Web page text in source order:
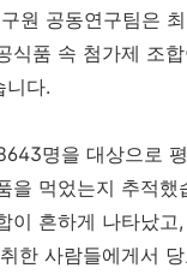
원 공동연구팀은
식품 속 첨가제 조
니다.
명을 대상으로
을 먹었는지 추적했
이 흔하게 나타났
한 사람들에게서